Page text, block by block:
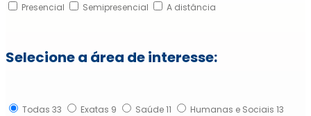
Presencial Semipresencial A distância
Selecione a área de interesse:
Todas 33 Exatas 9 Saúde11 Humanas e Sociais 13